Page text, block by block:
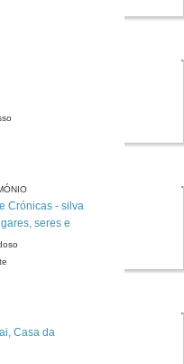
Crónicas - silva
seres e
Casa da